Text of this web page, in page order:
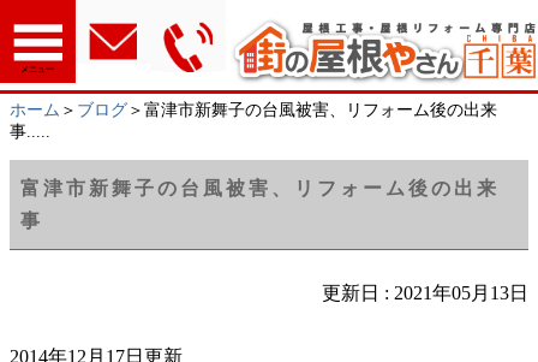
メニュー
ホーム ＞ ブログ ＞富津市新舞子の台風被害、リフォーム後の出来
事.....
富津市新舞子の台風被害、リフォーム後の出来
事
更新日 : 2021年05月13日
2014年12月17日更新